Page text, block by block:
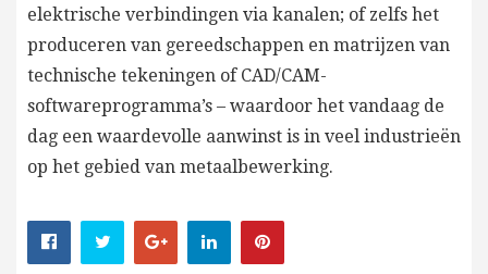
elektrische verbindingen via kanalen; of zelfs het
produceren van gereedschappen en matrijzen van
technische tekeningen of CAD/CAM-
softwareprogramma’s – waardoor het vandaag de
dag een waardevolle aanwinst is in veel industrieën
op het gebied van metaalbewerking.